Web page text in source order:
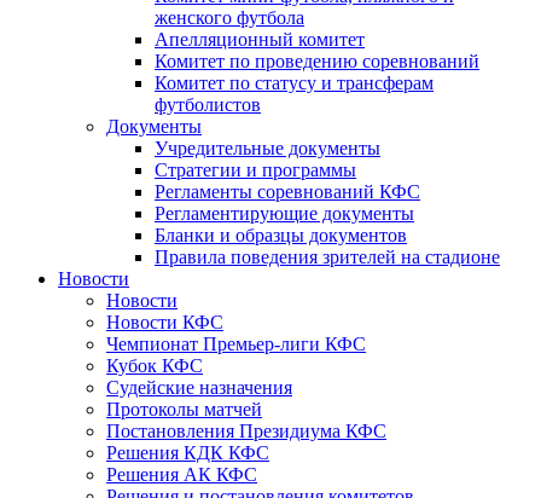
женского футбола
Апелляционный комитет
Комитет по проведению соревнований
Комитет по статусу и трансферам
футболистов
Документы
Учредительные документы
Стратегии и программы
Регламенты соревнований КФС
Регламентирующие документы
Бланки и образцы документов
Правила поведения зрителей на стадионе
Новости
Новости
Новости КФС
Чемпионат Премьер-лиги КФС
Кубок КФС
Судейские назначения
Протоколы матчей
Постановления Президиума КФС
Решения КДК КФС
Решения АК КФС